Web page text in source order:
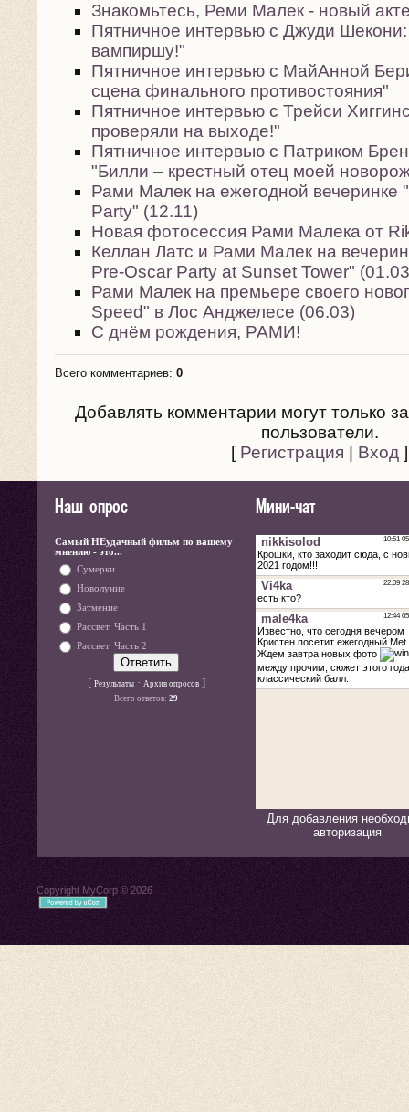
Знакомьтесь, Реми Малек - новый
Пятничное интервью с Джуди
вампиршу!"
Пятничное интервью с МайАнной
сцена финального противостояния"
Пятничное интервью с Трейси
проверяли на выходе!"
Пятничное интервью с Патриком
"Билли – крестный отец моей
Рами Малек на ежегодной вечеринке
Party" (12.11)
Новая фотосессия Рами Малека от
Келлан Латс и Рами Малек на
Pre-Oscar Party at Sunset Tower"
Рами Малек на премьере своего
Speed" в Лос Анджелесе (06.03)
С днём рождения, РАМИ!
Всего комментариев: 0
Добавлять комментарии могут только
пользователи.
[ Регистрация | Вход ]
Наш опрос
Самый НЕудачный фильм по вашему
мнению - это...
Сумерки
Новолуние
Затмение
Рассвет. Часть 1
Рассвет. Часть 2
[ Результаты· Архив опросов]
Всего ответов: 29
Мини-чат
Для добавления
авторизация
Copyright MyCorp © 2026